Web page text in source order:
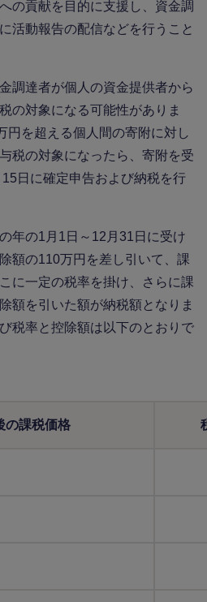
の貢献を目的に支援し、資金調
活動報告の配信などを行うこと
調達者が個人の資金提供者から
の対象になる可能性がありま
円を超える個人間の寄附に対し
税の対象になったら、寄附を受
日に確定申告および納税を行
年の1月1日～12月31日に受け
額の110万円を差し引いて、課
に一定の税率を掛け、さらに課
額を引いた額が納税額となりま
税率と控除額は以下のとおりで
の課税価格